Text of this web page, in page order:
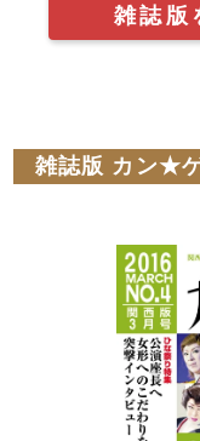
雑誌版
雑誌版 カン★